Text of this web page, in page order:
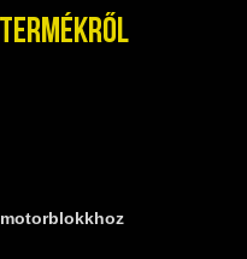
motorblokkhoz